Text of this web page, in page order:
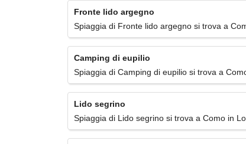
Fronte lido argegno
Spiaggia di Fronte lido argegno si trova a
Camping di eupilio
Spiaggia di Camping di eupilio si trova a
Lido segrino
Spiaggia di Lido segrino si trova a Como in